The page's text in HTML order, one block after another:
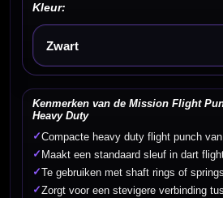
Kleur:
Kies een optie
Kenmerken van de Mission Flight
Heavy Duty
✓Compacte heavy duty flight punch
✓ Maakt een standaard sleuf in dart
✓ Te gebruiken met shaft rings of springs
✓Zorgt voor een stevigere verbinding